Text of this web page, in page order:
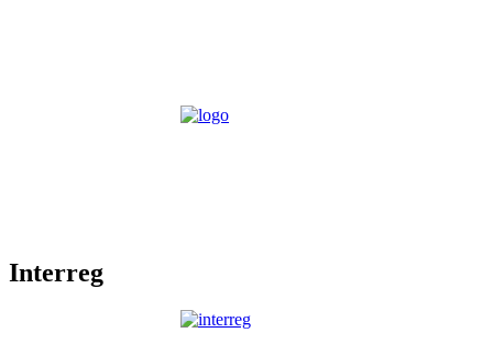
Interreg